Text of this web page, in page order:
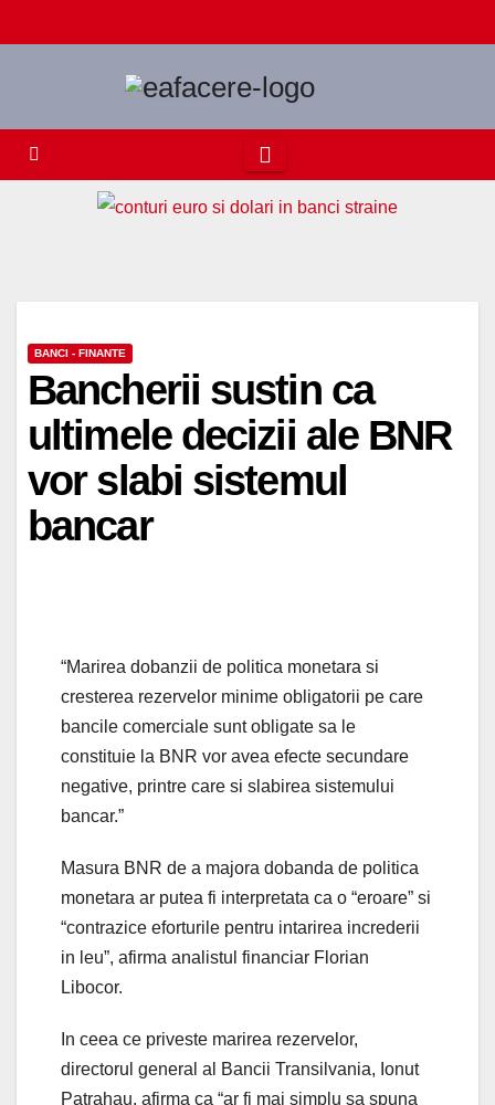
to
BANCI - FINANTE
Bancherii sustin ca
ultimele decizii ale BNR
vor slabi sistemul
bancar
“Marirea dobanzii de politica monetara si
cresterea rezervelor minime obligatorii pe care
bancile comerciale sunt obligate sa le
constituie la BNR vor avea efecte secundare
negative, printre care si slabirea sistemului
bancar.”
Masura BNR de a majora dobanda de politica
monetara ar putea fi interpretata ca o “eroare” si
“contrazice eforturile pentru intarirea increderii
in leu”, afirma analistul financiar Florian
Libocor.
In ceea ce priveste marirea rezervelor,
directorul general al Bancii Transilvania, Ionut
Patrahau, afirma ca “ar fi mai simplu sa spuna